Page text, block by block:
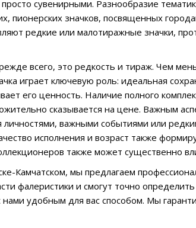
сувенирными. Разнообразие
пионерских значков, посвященных
редкие или малотиражные значки,
всего, это редкость и тираж. Чем
играет ключевую роль: идеальная
его ценность. Наличие полного
сказывается на цене. Важным
важными событиями или
исполнения и возраст также
также может существенно
Камчатском, мы предлагаем
фалеристики и смогут точно
нами удобным для вас способом. Мы